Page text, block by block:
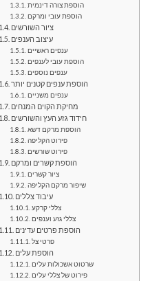
הוספת צורה דינמית
הוספת עובי ומרקם
ציור השורשים
עיצוב הענפים
ענפים ראשיים
הוספת עובי לענפים
ענפים נוספים
הוספת ענפים קטנים יותר
ענפים משניים
מחיקת הקוים המנחים
חידוד גזע העץ והשורשים
הוספת מרקם דשא
פירוט הקליפה
פירוט שורשים
הוספת קשרים ומרקם
ציור קשרים
שיפור מרקם הקליפה
עיבוד צללים
צללי קרקע
צללי גזע וענפים
הוספת פרטים עדינים
פרטי צל
הוספת עלים
שרטוט אשכולות עלים
פירוט של צללי עלים